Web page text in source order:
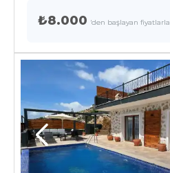
₺8.000 'den başlayan fiyatlarla